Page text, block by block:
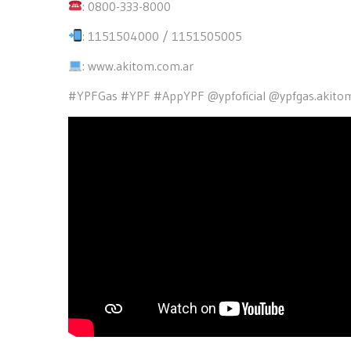
: 0800-333-8000
: 1151504000 / 1151505005
: www.akitom.com.ar
#YPFGas #YPF #AppYPF @ypfoficial